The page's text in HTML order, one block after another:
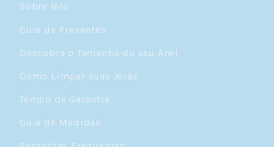
Sobre Nós
Guia de Presentes
Descubra o Tamanho do seu Anel
Como Limpar suas Joias
Tempo de Garantia
Guia de Medidas